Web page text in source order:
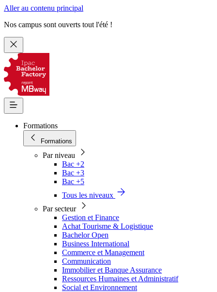
Aller au contenu principal
Nos campus sont ouverts tout l'été !
Formations
Formations
Par niveau
Bac +2
Bac +3
Bac +5
Tous les niveaux
Par secteur
Gestion et Finance
Achat Tourisme & Logistique
Bachelor Open
Business International
Commerce et Management
Communication
Immobilier et Banque Assurance
Ressources Humaines et Administratif
Social et Environnement